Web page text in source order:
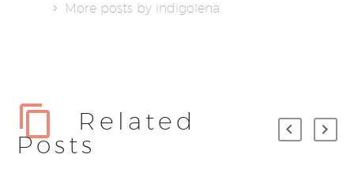
More posts by indigolena
Related
Posts